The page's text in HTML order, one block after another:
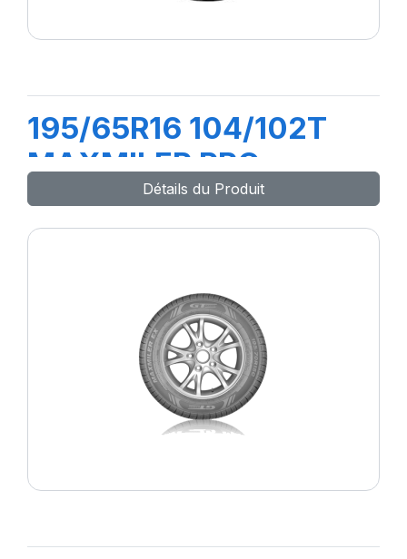
195/65R16 104/102T
MAXMILER PRO
Détails du Produit